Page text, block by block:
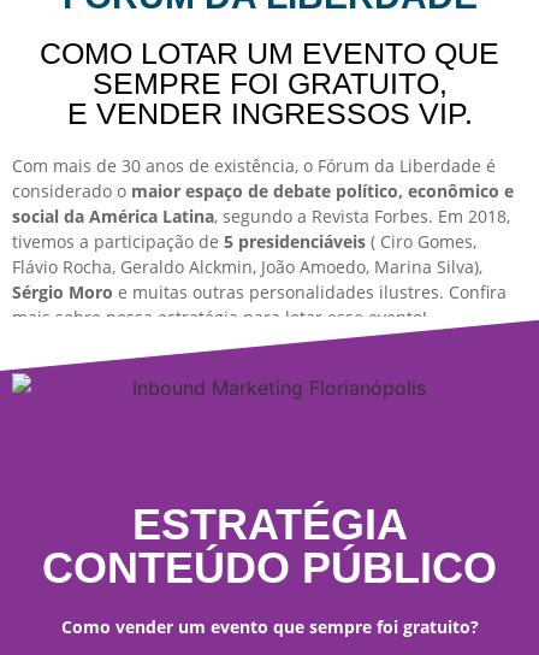
COMO LOTAR UM EVENTO QUE
SEMPRE FOI GRATUITO,
E VENDER INGRESSOS VIP.
Com mais de 30 anos de existência, o Fórum da Liberdade é
considerado o maior espaço de debate político, econômico e
social da América Latina, segundo a Revista Forbes. Em 2018,
tivemos a participação de 5 presidenciáveis ( Ciro Gomes,
Flávio Rocha, Geraldo Alckmin, João Amoedo, Marina Silva),
Sérgio Moro e muitas outras personalidades ilustres. Confira
mais sobre nossa estratégia para lotar esse evento!
ESTRATÉGIA
CONTEÚDO PÚBLICO
Como vender um evento que sempre foi gratuito?